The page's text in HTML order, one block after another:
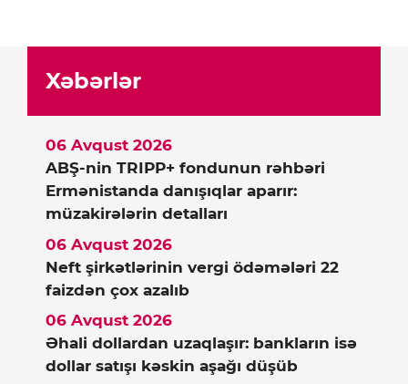
Xəbərlər
ABŞ-nin TRIPP+ fondunun rəhbəri
Ermənistanda danışıqlar aparır:
müzakirələrin detalları
06 Avqust 2026
Neft şirkətlərinin vergi ödəmələri 22
faizdən çox azalıb
06 Avqust 2026
Əhali dollardan uzaqlaşır: bankların isə
dollar satışı kəskin aşağı düşüb
06 Avqust 2026